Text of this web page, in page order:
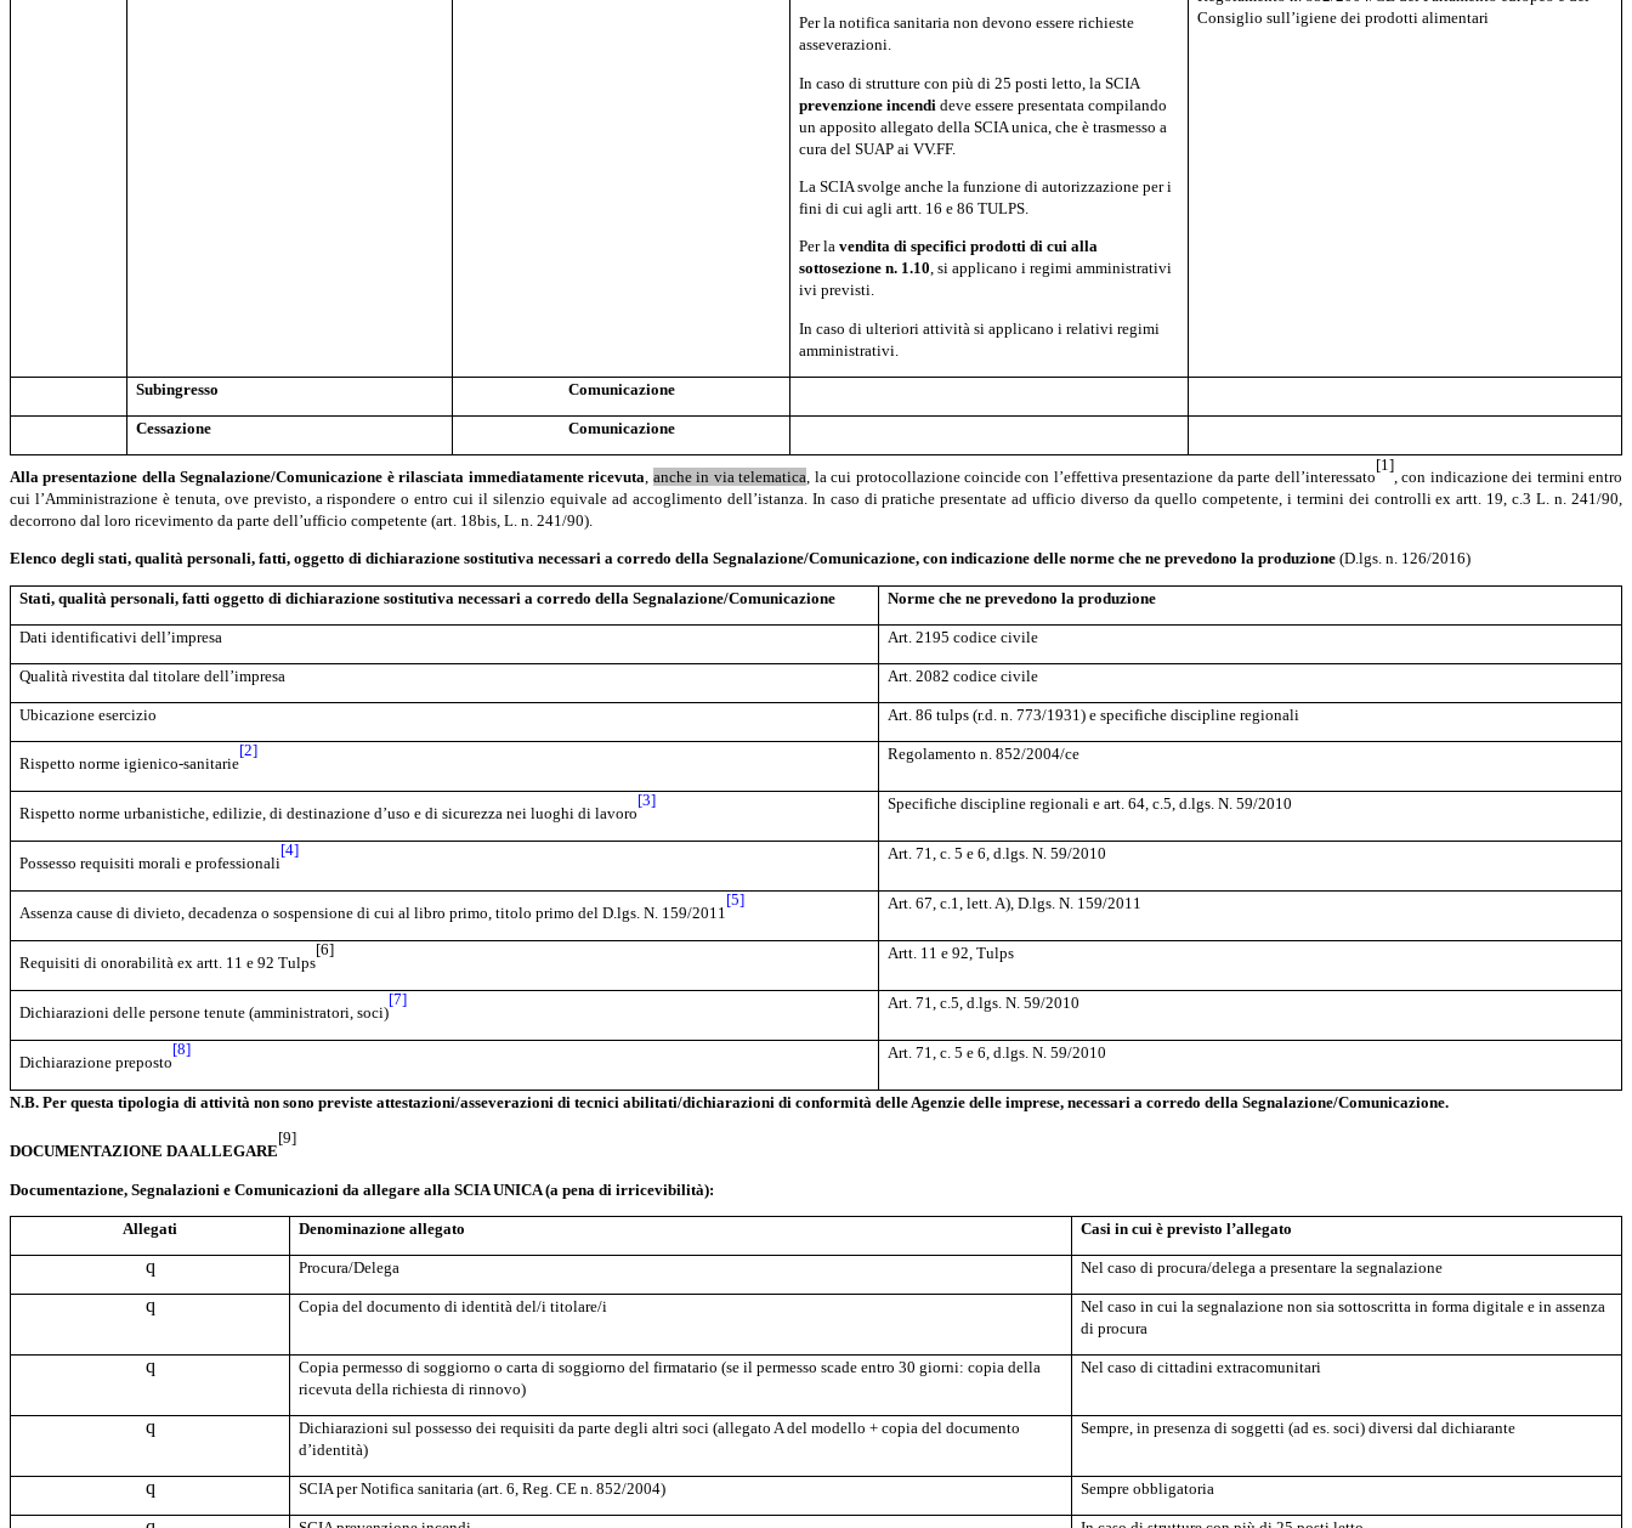
Per la notifica sanitaria non devono essere richieste
asseverazioni.
In caso di strutture con più di 25 posti letto, la SCIA
prevenzione incendi deve essere presentata compilando
un apposito allegato della SCIA unica, che è trasmesso a
cura del SUAP ai VV.FF.
La SCIA svolge anche la funzione di autorizzazione per i
fini di cui agli artt. 16 e 86 TULPS.
Per lavendita di specifici prodotti di cui alla
sottosezione n. 1.10, si applicano i regimi amministrativi
ivi previsti.
In caso di ulteriori attività si applicano i relativi regimi
amministrativi.
Consiglio sull’igiene dei prodotti alimentari
Subingresso Comunicazione
Cessazione Comunicazione
Alla presentazione della Segnalazione/Comunicazione è rilasciata immediatamente ricevuta anche in via telematica , la cui protocollazione coincide con l’effettiva presentazione da parte dell’interessato
[1]
, con indicazione dei termini entro
cui l’Amministrazione è tenuta, ove previsto, a rispondere o entro cui il silenzio equivale ad accoglimento dell’istanza. In caso di pratiche presentate ad ufficio diverso da quello competente, i termini dei controlli ex artt. 19, c.3 L. n. 241/90,
decorrono dal loro ricevimento da parte dell’ufficio competente (art. 18bis, L. n. 241/90).
Elenco degli stati, qualità personali, fatti, oggetto di dichiarazione sostitutiva necessari a corredo della Segnalazione/Comunicazione, con indicazione delle norme che ne prevedono la produzione (D.lgs. n. 126/2016)
Stati, qualità personali, fatti oggetto di dichiarazione sostitutiva necessari a corredo della Segnalazione/Comunicazione Norme che ne prevedono la produzione
Dati identificativi dell’impresa Art. 2195 codice civile
Qualità rivestita dal titolare dell’impresa Art. 2082 codice civile
Ubicazione esercizio Art. 86 tulps (r.d. n. 773/1931) e specifiche discipline regionali
Rispetto norme igienico-sanitarie
[2] Regolamento n. 852/2004/ce
Rispetto norme urbanistiche, edilizie, di destinazione d’uso e di sicurezza nei luoghi di lavoro
[3] Specifiche discipline regionali e art. 64, c.5, d.lgs. N. 59/2010
Possesso requisiti morali e professionali
[4] Art. 71, c. 5 e 6, d.lgs. N. 59/2010
Assenza cause di divieto, decadenza o sospensione di cui al libro primo, titolo primo del D.lgs. N. 159/2011
[5] Art. 67, c.1, lett. A), D.lgs. N. 159/2011
Requisiti di onorabilità ex artt. 11 e 92 Tulps
[6] Artt. 11 e 92, Tulps
Dichiarazioni delle persone tenute (amministratori, soci)
[7] Art. 71, c.5, d.lgs. N. 59/2010
Dichiarazione preposto
[8] Art. 71, c. 5 e 6, d.lgs. N. 59/2010
N.B. Per questa tipologia di attività non sono previste attestazioni/asseverazioni di tecnici abilitati/dichiarazioni di conformità delle Agenzie delle imprese, necessari a corredo della Segnalazione/Comunicazione.
DOCUMENTAZIONE DA ALLEGARE
[9]
Documentazione, Segnalazioni e Comunicazioni da allegare alla SCIA UNICA (a pena di irricevibilità):
Allegati Denominazione allegato Casi in cui è previsto l’allegato
q Procura/Delega Nel caso di procura/delega a presentare la segnalazione
q Copia del documento di identità del/i titolare/i
Nel caso in cui la segnalazione non sia sottoscritta in forma digitale e in assenza
di procura
q
Copia permesso di soggiorno o carta di soggiorno del firmatario (se il permesso scade entro 30 giorni: copia della
ricevuta della richiesta di rinnovo)
Nel caso di cittadini extracomunitari
q
Dichiarazioni sul possesso dei requisiti da parte degli altri soci (allegato A del modello + copia del documento
d’identità)
Sempre, in presenza di soggetti (ad es. soci) diversi dal dichiarante
q SCIA per Notifica sanitaria (art. 6, Reg. CE n. 852/2004) Sempre obbligatoria